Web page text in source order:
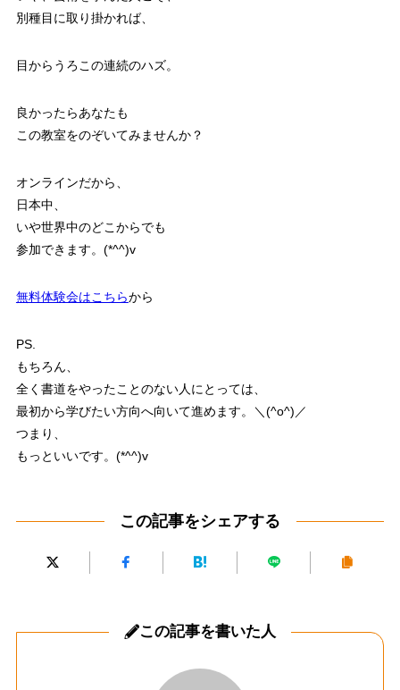
別種目に取り掛かれば、
目からうろこの連続のハズ。
良かったらあなたも
この教室をのぞいてみませんか？
オンラインだから、
日本中、
いや世界中のどこからでも
参加できます。(*^^)v
無料体験会はこちらから
PS.
もちろん、
全く書道をやったことのない人にとっては、
最初から学びたい方向へ向いて進めます。＼(^o^)／
つまり、
もっといいです。(*^^)v
この記事をシェアする
この記事を書いた人